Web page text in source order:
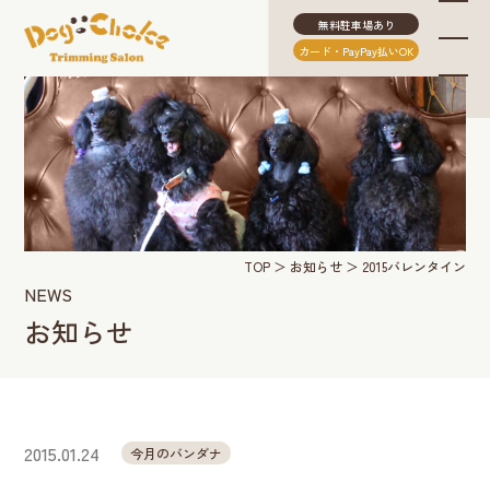
無料駐車場あり
カード・PayPay払いOK
TOP お知らせ 2015バレンタイン
NEWS
お知らせ
2015.01.24 今月のバンダナ